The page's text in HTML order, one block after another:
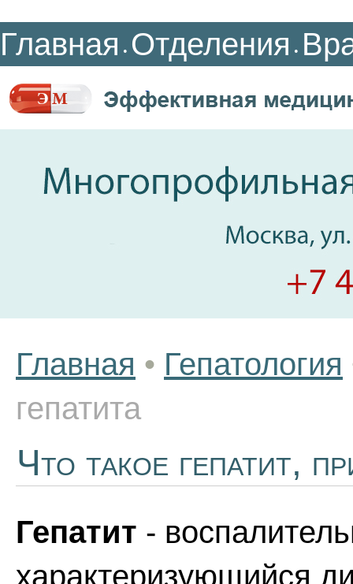
Главная • Отделения •
Главная • Гепатология
гепатита
Что такое гепатит,
Гепатит -
характеризующийся